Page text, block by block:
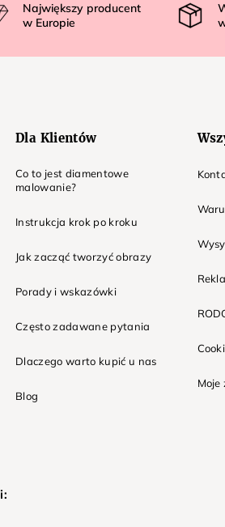
Największy producent
w Europie
Dla Klientów
Co to jest diamentowe
malowanie?
Instrukcja krok po kroku
Jak zacząć tworzyć obrazy
Porady i wskazówki
Często zadawane pytania
Dlaczego warto kupić u nas
Blog
Moje